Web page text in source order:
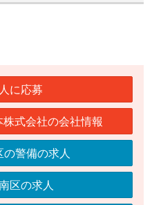
に応募
式会社の会社情報
警備の求人
区の求人